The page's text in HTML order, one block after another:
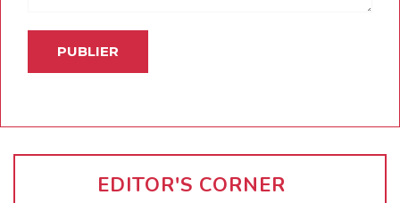
EDITOR'S CORNER